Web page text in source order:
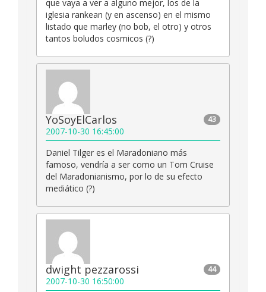
que vaya a ver a alguno mejor, los de la
iglesia rankean (y en ascenso) en el mismo
listado que marley (no bob, el otro) y otros
tantos boludos cosmicos (?)
43
YoSoyElCarlos
2007-10-30 16:45:00
Daniel Tilger es el Maradoniano más
famoso, vendría a ser como un Tom Cruise
del Maradonianismo, por lo de su efecto
mediático (?)
44
dwight pezzarossi
2007-10-30 16:50:00